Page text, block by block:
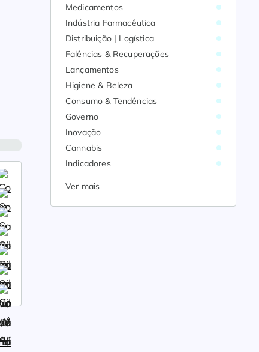
Medicamentos
Indústria Farmacêutica
Distribuição | Logística
Falências & Recuperações
Lançamentos
Higiene & Beleza
Consumo & Tendências
Governo
Inovação
Cannabis
Indicadores
Ver mais